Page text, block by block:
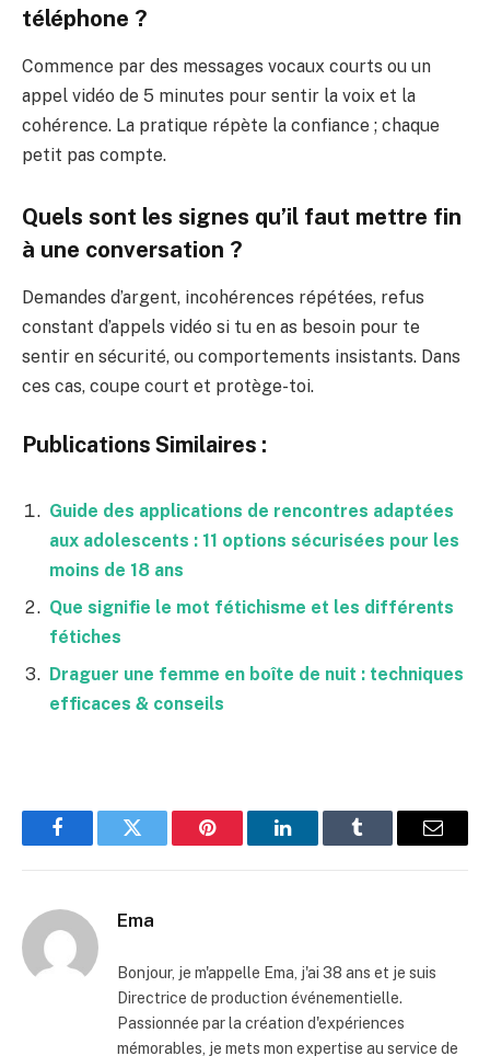
téléphone ?
Commence par des messages vocaux courts ou un
appel vidéo de 5 minutes pour sentir la voix et la
cohérence. La pratique répète la confiance ; chaque
petit pas compte.
Quels sont les signes qu’il faut mettre fin
à une conversation ?
Demandes d’argent, incohérences répétées, refus
constant d’appels vidéo si tu en as besoin pour te
sentir en sécurité, ou comportements insistants. Dans
ces cas, coupe court et protège-toi.
Publications Similaires :
Guide des applications de rencontres adaptées
aux adolescents : 11 options sécurisées pour les
moins de 18 ans
Que signifie le mot fétichisme et les différents
fétiches
Draguer une femme en boîte de nuit : techniques
efficaces & conseils
FacebookTwitter Pinterest LinkedInTumblr Email
Ema
Bonjour, je m'appelle Ema, j'ai 38 ans et je suis
Directrice de production événementielle.
Passionnée par la création d'expériences
mémorables, je mets mon expertise au service de